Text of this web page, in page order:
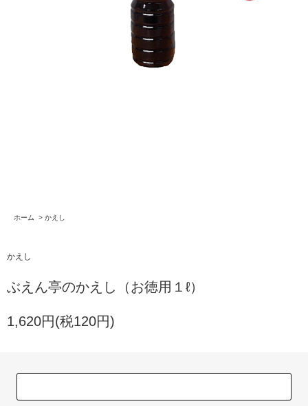
ホーム > かえし
かえし
ぶえん亭のかえし（お徳用１ℓ）
1,620円(税120円)